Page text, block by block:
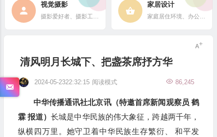
视觉摄影
摄影爱好者、摄影工作者及摄影行业信息
家居设计
家庭居住环境、办公场所、公共空间陈设风格以设计搭配
清风明月长城下、把盏茶席抒方华
2024-05-2322:32:15 86,245
阅读模式
中华传播通讯社北京讯（特邀首席新闻观察员 鹤
霖 报道）长城是中华民族的伟大象征，跨越两千年，
纵横四万里。她守卫着中华民族生存繁衍、 和平发